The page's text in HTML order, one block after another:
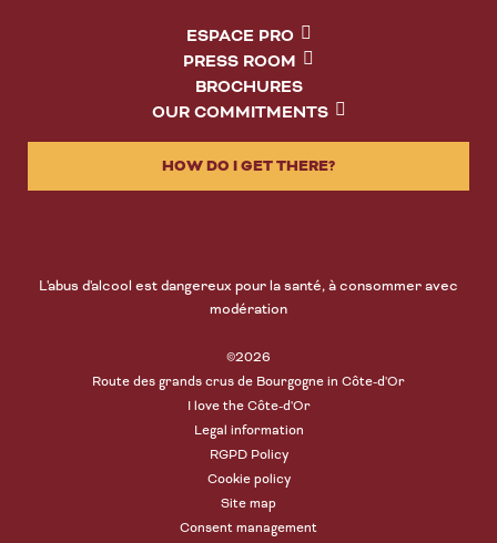
ESPACE PRO
PRESS ROOM
BROCHURES
OUR COMMITMENTS
HOW DO I GET THERE?
L'abus d'alcool est dangereux pour la santé, à consommer avec
modération
©2026
Route des grands crus de Bourgogne in Côte-d'Or
I love the Côte-d'Or
Legal information
RGPD Policy
Cookie policy
Site map
Consent management